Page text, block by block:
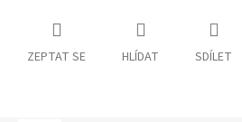
ZEPTAT SE HLÍDAT SDÍLET